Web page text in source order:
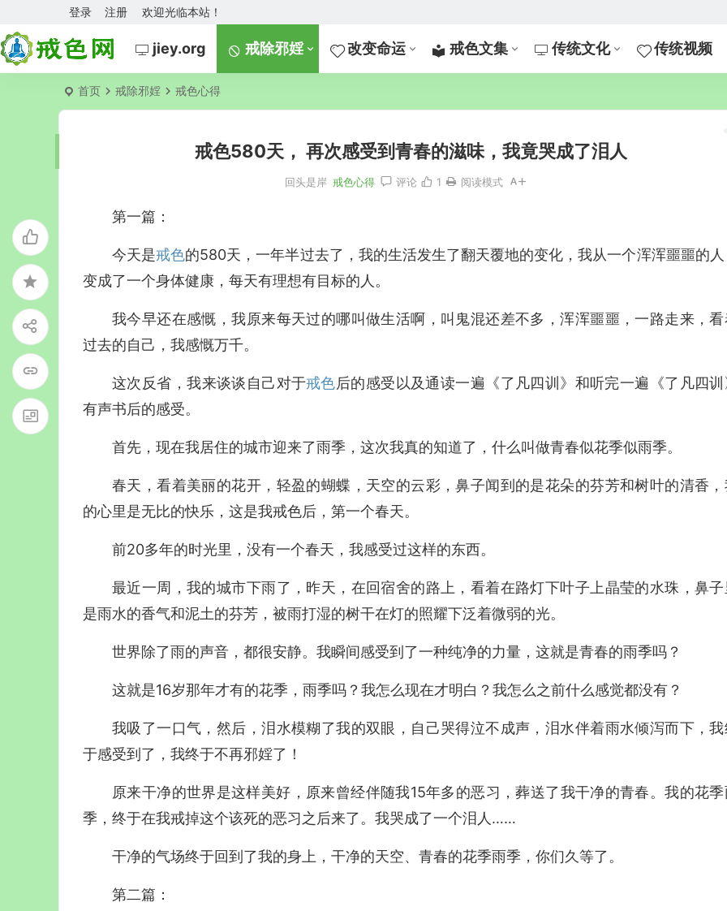
欢迎光临本站！
登录 注册
jiey.org 戒除邪婬 改变命运 戒色文集 传统文化 传统视频
首页 戒除邪婬 戒色心得
戒色580天， 再次感受到青春的滋味，我竟哭成了泪人
回头是岸 戒色心得 评论 1 阅读模式
第一篇：
今天是戒色的580天，一年半过去了，我的生活发生了翻天覆地的变化，我从一个浑浑噩噩的人
变成了一个身体健康，每天有理想有目标的人。
我今早还在感慨，我原来每天过的哪叫做生活啊，叫鬼混还差不多，浑浑噩噩，一路走来，
过去的自己，我感慨万千。
这次反省，我来谈谈自己对于戒色后的感受以及通读一遍《了凡四训》和听完一遍《了凡四训
有声书后的感受。
首先，现在我居住的城市迎来了雨季，这次我真的知道了，什么叫做青春似花季似雨季。
春天，看着美丽的花开，轻盈的蝴蝶，天空的云彩，鼻子闻到的是花朵的芬芳和树叶的清香
的心里是无比的快乐，这是我戒色后，第一个春天。
前20多年的时光里，没有一个春天，我感受过这样的东西。
最近一周，我的城市下雨了，昨天，在回宿舍的路上，看着在路灯下叶子上晶莹的水珠，鼻子
是雨水的香气和泥土的芬芳，被雨打湿的树干在灯的照耀下泛着微弱的光。
世界除了雨的声音，都很安静。我瞬间感受到了一种纯净的力量，这就是青春的雨季吗？
这就是16岁那年才有的花季，雨季吗？我怎么现在才明白？我怎么之前什么感觉都没有？
我吸了一口气，然后，泪水模糊了我的双眼，自己哭得泣不成声，泪水伴着雨水倾泻而下，我
于感受到了，我终于不再邪婬了！
原来干净的世界是这样美好，原来曾经伴随我15年多的恶习，葬送了我干净的青春。我的花
季，终于在我戒掉这个该死的恶习之后来了。我哭成了一个泪人……
干净的气场终于回到了我的身上，干净的天空、青春的花季雨季，你们久等了。
第二篇：